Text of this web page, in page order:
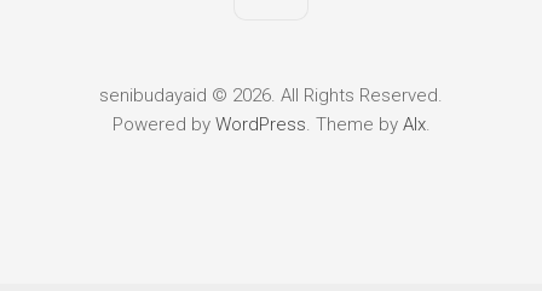
senibudayaid © 2026. All Rights Reserved.
Powered by WordPress. Theme by Alx.